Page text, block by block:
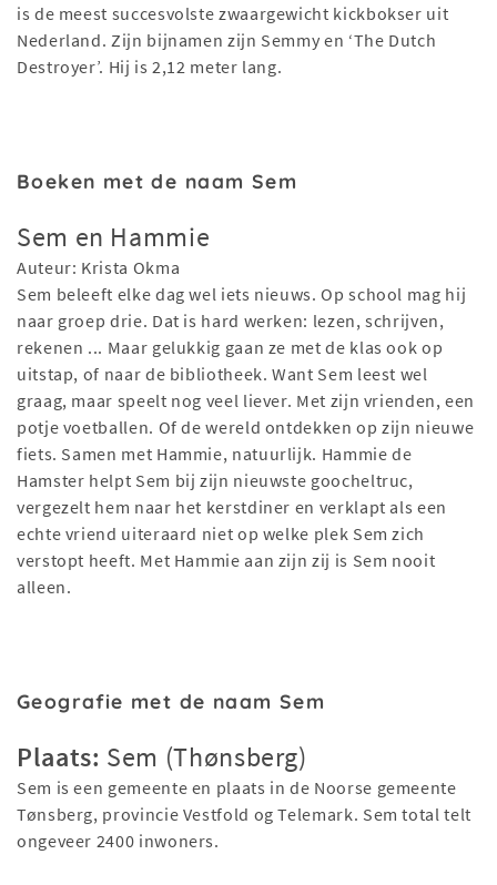
is de meest succesvolste zwaargewicht kickbokser uit
Nederland. Zijn bijnamen zijn Semmy en ‘The Dutch
Destroyer’. Hij is 2,12 meter lang.
Boeken met de naam Sem
Sem en Hammie
Auteur: Krista Okma
Sem beleeft elke dag wel iets nieuws. Op school mag hij
naar groep drie. Dat is hard werken: lezen, schrijven,
rekenen ... Maar gelukkig gaan ze met de klas ook op
uitstap, of naar de bibliotheek. Want Sem leest wel
graag, maar speelt nog veel liever. Met zijn vrienden, een
potje voetballen. Of de wereld ontdekken op zijn nieuwe
fiets. Samen met Hammie, natuurlijk. Hammie de
Hamster helpt Sem bij zijn nieuwste goocheltruc,
vergezelt hem naar het kerstdiner en verklapt als een
echte vriend uiteraard niet op welke plek Sem zich
verstopt heeft. Met Hammie aan zijn zij is Sem nooit
alleen.
Geografie met de naam Sem
Plaats: Sem (Thønsberg)
Sem is een gemeente en plaats in de Noorse gemeente
Tønsberg, provincie Vestfold og Telemark. Sem total telt
ongeveer 2400 inwoners.